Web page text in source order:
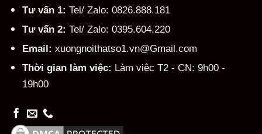
Tư vấn 1: Tel/ Zalo: 0826.888.181
Tư vấn 2: Tel/ Zalo: 0395.604.220
Email: xuongnoithatso1.vn@Gmail.com
Thời gian làm việc: Làm việc T2 - CN: 9h00 -
19h00